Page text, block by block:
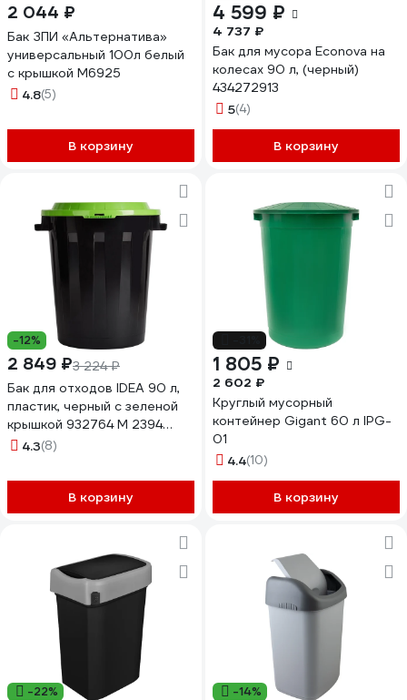
2 044 ₽
Бак ЗПИ «Альтернатива»
универсальный 100л белый
с крышкой М6925
4.8(5)
В корзину
4 599 ₽
4 737 ₽
Бак для мусора Econova на
колесах 90 л, (черный)
434272913
5(4)
В корзину
-12%
2 849 ₽3 224 ₽
Бак для отходов IDEA 90 л,
пластик, черный с зеленой
крышкой 932764 М 2394
ярко-зеленый
4.3(8)
В корзину
1 805 ₽
2 602 ₽
Круглый мусорный
контейнер Gigant 60 л IPG-
01
4.4(10)
В корзину
-22% -14%